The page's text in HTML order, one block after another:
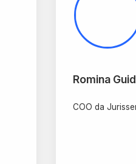
Romina
COO da